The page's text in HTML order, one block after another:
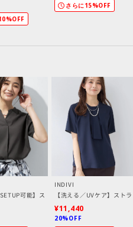
-・-・-・-・-・-・-・-
がおすすめです！■
♡マーク」を
メルマガにてお知らせ♪
さらに15%OFF
ップス
SETUP可能】スキッパーブラウス
INDIVI
【洗える／UVケア】スト
¥11,440
20%OFF